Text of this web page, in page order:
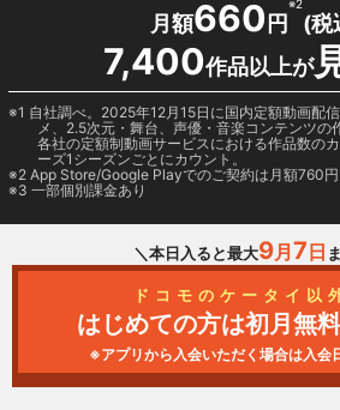
月額660 円
※2
(税
7,400作品以上が
1 自社調べ。2025年12月15日に国内定額動画配
メ、2.5次元・舞台、声優・音楽コンテンツの
各社の定額制動画サービスにおける作品数の
ーズ1シーズンごとにカウント。
2 App Store/Google Playでのご契約は月額760
3 一部個別課金あり
＼本日入ると最大9月 7 日
ドコモのケータイ以
はじめての方は初月無
※アプリから入会いただく場合は入会